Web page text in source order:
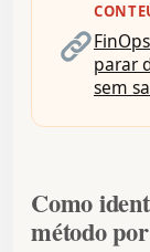
parar
sem
Como
método